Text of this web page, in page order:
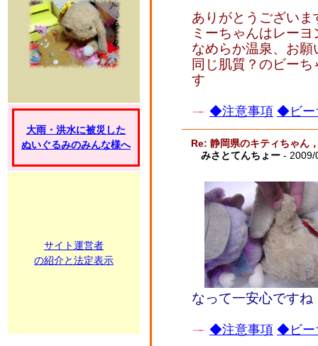
大雨・洪水に被災した
ぬいぐるみのみんな様へ
サイト運営者
の紹介と法定表示
ありがとうございま
ミーちゃんはレー
なめらか温泉、お願
同じ肌質？のビー
す
◆注意事項 ◆ビー
Re: 静岡県のキティちゃん
みさとてんちょー -
なって一安心ですね
◆注意事項 ◆ビー